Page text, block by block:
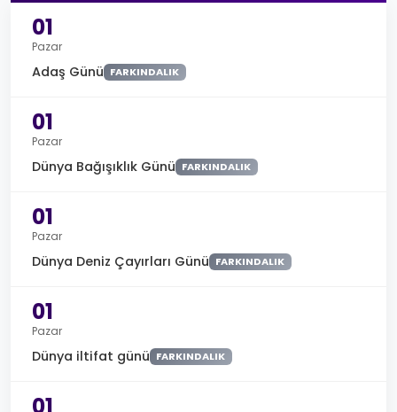
01
Pazar
Adaş Günü FARKINDALIK
01
Pazar
Dünya Bağışıklık Günü FARKINDALIK
01
Pazar
Dünya Deniz Çayırları Günü FARKINDALIK
01
Pazar
Dünya iltifat günü FARKINDALIK
01